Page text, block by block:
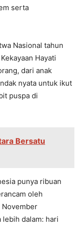
serta
Nasional tahun
Hayati
dari anak
nyata untuk ikut
puspa di
Bersatu
punya ribuan
oleh
November
lebih dalam: hari